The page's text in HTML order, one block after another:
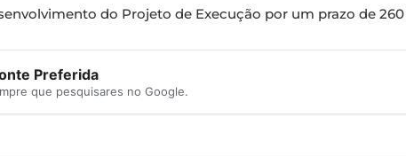
do Projeto de Execução por um prazo de
Preferida
que pesquisares no Google.